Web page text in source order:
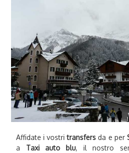
Affidate i vostritransfers da e per
a Taxi auto blu, il nostro